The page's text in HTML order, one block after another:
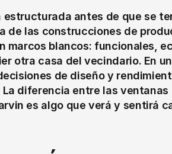
estructurada antes de que se
de las construcciones de
marcos blancos: funcionales,
otra casa del vecindario. En
de diseño y
diferencia entre las
es algo que verá y sentirá